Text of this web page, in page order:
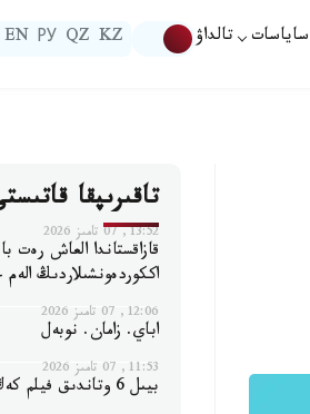
ساياسات تالداۋ KZ
QZ
РУ
EN
تاقىرىپقا
13:52, 07 تامىز 2026
قازاقستاندا العاش رەت
اككوردەونشىلاردىڭ
12:06, 07 تامىز 2026
اباي. زامان. نوبەل
11:53, 07 تامىز 2026
بيىل 6 وتاندىق فيلم كەڭ پروكاتقا جول تارتتى